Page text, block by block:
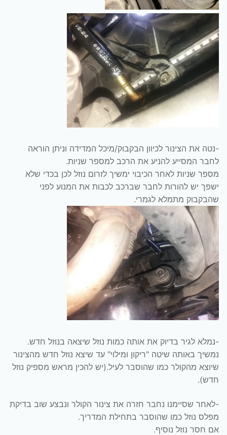
-נטה את הצינור לכיוון הבקבוק/מיכל המדידה וניתן הוראה
לחבר המסייע להניע את הרכב למספר שניות.
מספר שניות לאחר הכיבוי ימשיך לזרום נוזל לכן בכדי שלא
ישפך יש להורות לחבר שברכב לכבות את המנוע לפני
שהבקבוק מתמלא לגמרי.
-נמלא לגיר בדיוק את אותה כמות נוזל שיצאה בנוזל חדש.
נמשיך באותה שיטה "ריקון ומילוי" עד שיצא נוזל חדש מהצינור
שיוצא מהקולר כמו שהוסבר לעיל.(יש להכין מראש מספיק נוזל
חדש).
-לאחר שסיימנו נחבר חזרה את צינור הקולר ונבצע שוב בדיקת
מפלס נוזל כמו שהוסבר בתחילת המדריך.
אם חסר נוזל נוסיף.